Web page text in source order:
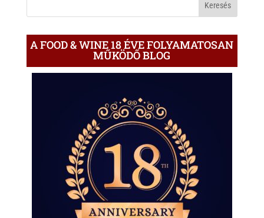
A FOOD & WINE 18 ÉVE FOLYAMATOSAN
MŰKÖDŐ BLOG